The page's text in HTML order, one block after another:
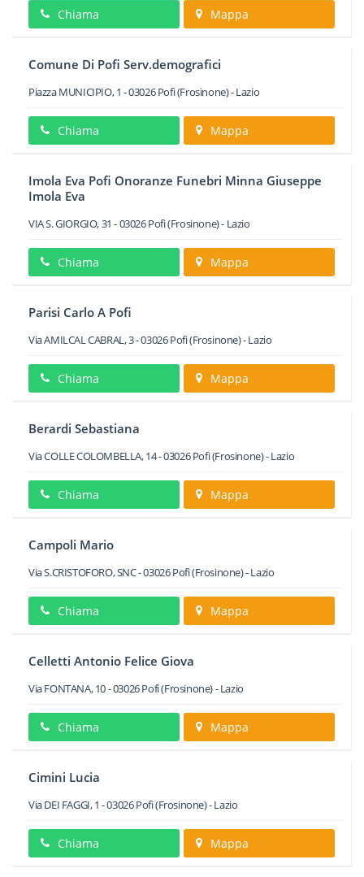
Chiama Mappa
Comune Di Pofi Serv.demografici
Piazza MUNICIPIO, 1 -03026 Pofi(Frosinone) -Lazio
Chiama Mappa
Imola Eva Pofi Onoranze Funebri Minna Giuseppe
Imola Eva
VIA S. GIORGIO, 31 -03026Pofi(Frosinone) - Lazio
Chiama Mappa
Parisi Carlo A Pofi
Via AMILCAL CABRAL, 3-03026Pofi(Frosinone) -Lazio
Chiama Mappa
Berardi Sebastiana
Via COLLE COLOMBELLA, 14-03026 Pofi(Frosinone) -Lazio
Chiama Mappa
Campoli Mario
Via S.CRISTOFORO, SNC-03026Pofi(Frosinone) -Lazio
Chiama Mappa
Celletti Antonio Felice Giova
Via FONTANA, 10-03026Pofi(Frosinone) -Lazio
Chiama Mappa
Cimini Lucia
Via DEI FAGGI, 1 -03026Pofi(Frosinone) -Lazio
Chiama Mappa